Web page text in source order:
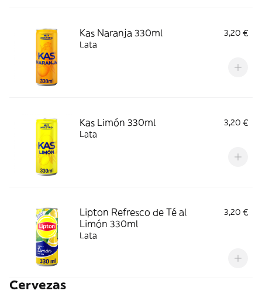
Kas Naranja 330ml
3,20 €
Lata
Kas Limón 330ml
3,20 €
Lata
Lipton Refresco de Té al
Limón 330ml
3,20 €
Lata
Cervezas